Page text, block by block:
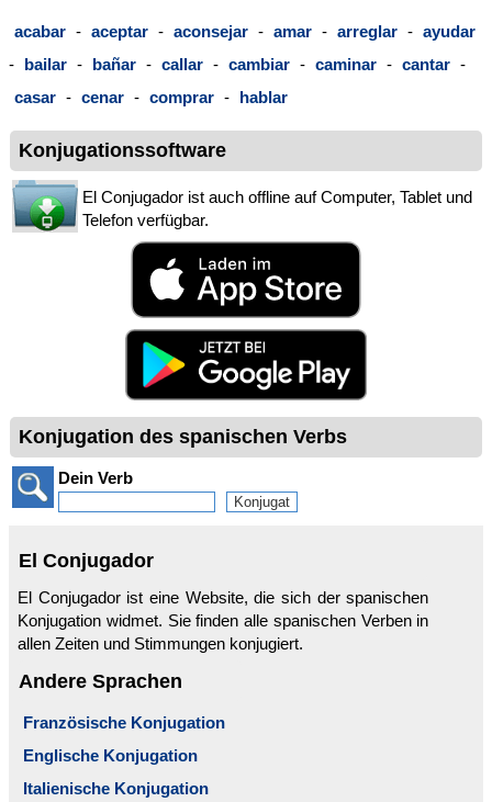
acabar - aceptar - aconsejar - amar - arreglar - ayudar
- bailar - bañar - callar - cambiar - caminar - cantar -
casar - cenar - comprar - hablar
Konjugationssoftware
El Conjugador ist auch offline auf Computer, Tablet und
Telefon verfügbar.
Konjugation des spanischen Verbs
Dein Verb
El Conjugador
El Conjugador ist eine Website, die sich der spanischen
Konjugation widmet. Sie finden alle spanischen Verben in
allen Zeiten und Stimmungen konjugiert.
Andere Sprachen
Französische Konjugation
Englische Konjugation
Italienische Konjugation